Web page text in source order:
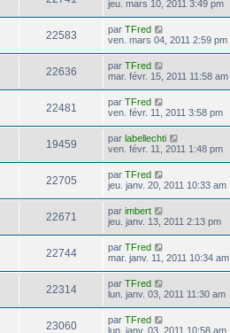
jeu. mars 10, 2011 3:49 pm
22583 par TFred
ven. mars 04, 2011 2:59 pm
22636 par TFred
mar. févr. 15, 2011 11:58 am
22481 par TFred
ven. févr. 11, 2011 3:58 pm
19459 par labellechti
ven. févr. 11, 2011 1:48 pm
22705 par TFred
jeu. janv. 20, 2011 10:33 am
22671 par imbert
jeu. janv. 13, 2011 2:13 pm
22744 par TFred
mar. janv. 11, 2011 10:34 am
22314 par TFred
lun. janv. 03, 2011 11:30 am
23060 par TFred
lun. janv. 03, 2011 10:58 am